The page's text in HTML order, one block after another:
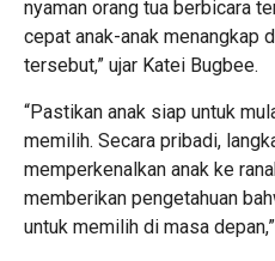
nyaman orang tua berbicara
cepat anak-anak menangkap
tersebut,” ujar Katei Bugbee.
“Pastikan anak siap untuk
memilih. Secara pribadi,
memperkenalkan anak ke
memberikan pengetahuan
untuk memilih di masa